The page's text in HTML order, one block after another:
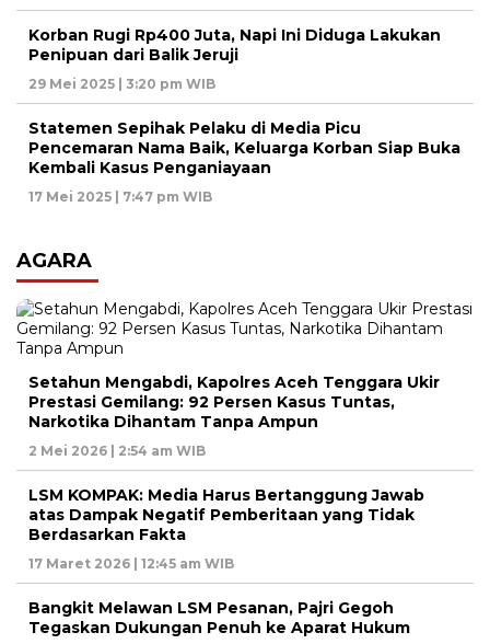
Korban Rugi Rp400 Juta, Napi Ini Diduga Lakukan
Penipuan dari Balik Jeruji
29 Mei 2025 | 3:20 pm WIB
Statemen Sepihak Pelaku di Media Picu
Pencemaran Nama Baik, Keluarga Korban Siap Buka
Kembali Kasus Penganiayaan
17 Mei 2025 | 7:47 pm WIB
AGARA
Setahun Mengabdi, Kapolres Aceh Tenggara Ukir
Prestasi Gemilang: 92 Persen Kasus Tuntas,
Narkotika Dihantam Tanpa Ampun
2 Mei 2026 | 2:54 am WIB
LSM KOMPAK: Media Harus Bertanggung Jawab
atas Dampak Negatif Pemberitaan yang Tidak
Berdasarkan Fakta
17 Maret 2026 | 12:45 am WIB
Bangkit Melawan LSM Pesanan, Pajri Gegoh
Tegaskan Dukungan Penuh ke Aparat Hukum